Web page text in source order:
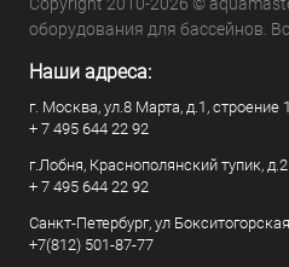
оборудования для бассейнов.
Наши адреса:
г. Москва, ул.8 Марта, д.1, строение
+ 7 495 644 22 92
г.Лобня, Краснополянский тупик,
+ 7 495 644 22 92
Санкт-Петербург, ул
+7(812) 501-87-77